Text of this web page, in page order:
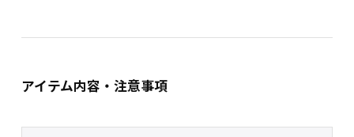
アイテム内容・注意事項